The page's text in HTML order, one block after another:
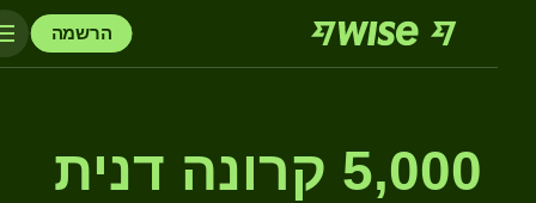
הרשמה
5,000 קרונה דנית